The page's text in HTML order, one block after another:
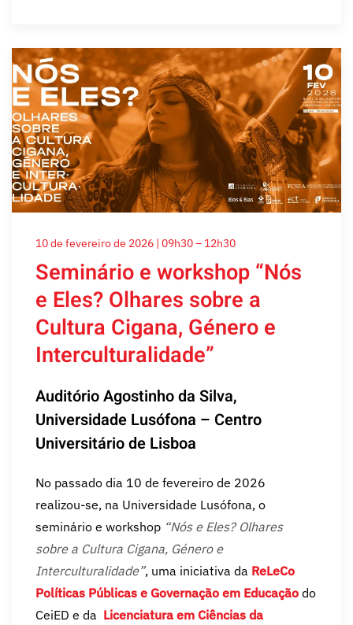
10 de fevereiro de 2026 | 09h30 – 12h30
Seminário e workshop “Nós
e Eles? Olhares sobre a
Cultura Cigana, Género e
Interculturalidade”
Auditório Agostinho da Silva,
Universidade Lusófona – Centro
Universitário de Lisboa
No passado dia 10 de fevereiro de 2026
realizou-se, na Universidade Lusófona, o
seminário e workshop “Nós e Eles? Olhares
sobre a Cultura Cigana, Género e
Interculturalidade”, uma iniciativa da ReLeCo
Políticas Públicas e Governação em Educação do
CeiED e da Licenciatura em Ciências da